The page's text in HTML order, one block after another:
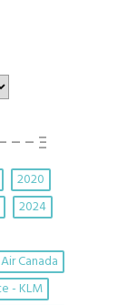
– – Ξ
2020
2024
Air Canada
- KLM